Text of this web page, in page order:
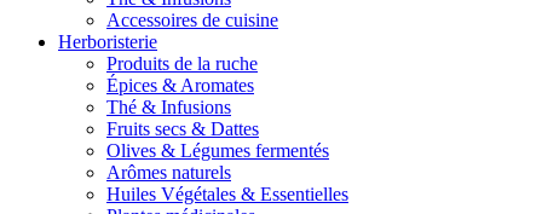
Accessoires de cuisine
Herboristerie
Produits de la ruche
Épices & Aromates
Thé & Infusions
Fruits secs & Dattes
Olives & Légumes fermentés
Arômes naturels
Huiles Végétales & Essentielles